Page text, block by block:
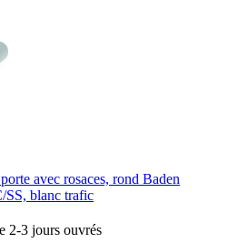
avec rosaces, rond Baden
blanc trafic
2-3 jours ouvrés